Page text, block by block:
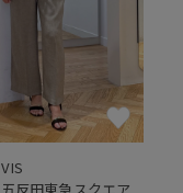
VIS